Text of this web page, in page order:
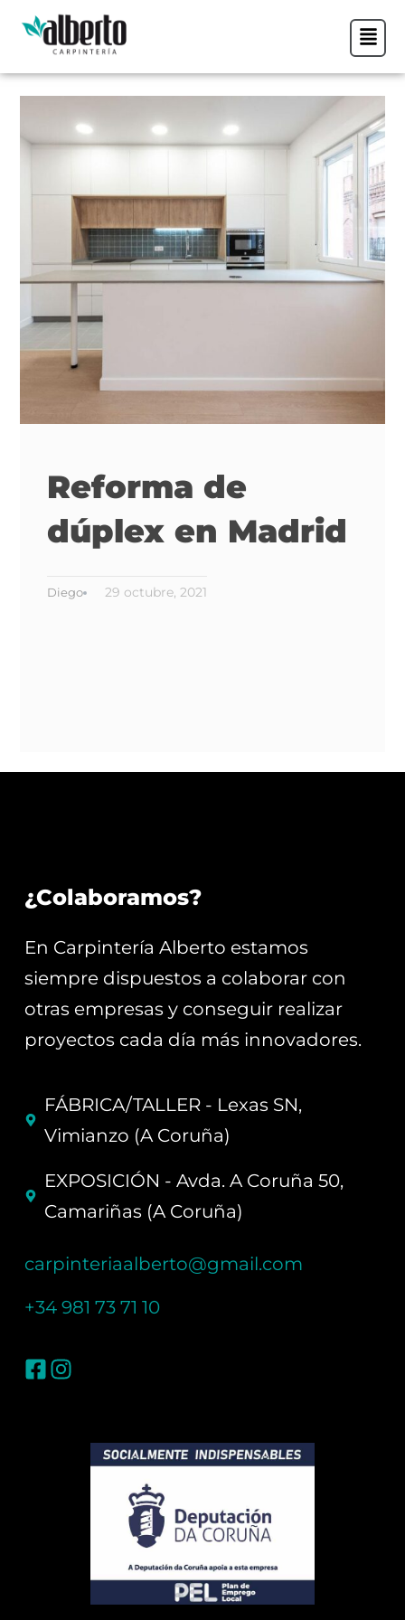
Reforma de
dúplex en Madrid
Diego 29 octubre, 2021
¿Colaboramos?
En Carpintería Alberto estamos
siempre dispuestos a colaborar con
otras empresas y conseguir realizar
proyectos cada día más innovadores.
FÁBRICA/TALLER - Lexas SN,
Vimianzo (A Coruña)
EXPOSICIÓN - Avda. A Coruña 50,
Camariñas (A Coruña)
carpinteriaalberto@gmail.com
+34 981 73 71 10